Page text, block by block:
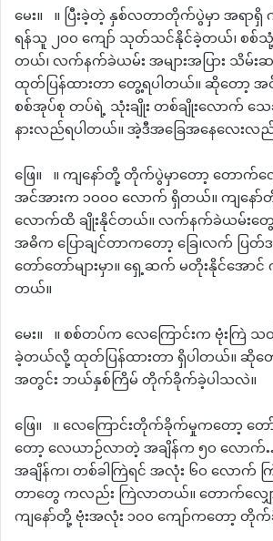
မေး။ ။ ပြီးခဲ့တဲ့ နှစ်လတာတိုက်ပွဲမှာ အရာရှိ
ရန်သူ ၂၀၀ ကျော် သုတ်သင်နိုင်ခဲ့တယ်၊ စစ်သုံ့
တယ်၊ လက်နက်ခဲယမ်း အများအပြား သိမ်
ထုတ်ပြန်ထားတာ တွေ့ရပါတယ်။ ဆိုတော့ အ
စစ်အုပ်စု တပ်ရဲ့ သုံးချိုး တစ်ချိုးလောက်
နားလည်ရပါတယ်။ အဲ့ဒီအခြေအနေလေးလည်း
ဖြေ။ ။ ကျနော်တို့ တိုက်ပွဲမှာတော့ တောက်
အင်အားက ၁၀၀၀ လောက် ရှိတယ်။ ကျနော်တို့
လောက်ထိ ချိုးနိုင်တယ်။ လက်နက်ခဲယမ်းတွ
အဓိက ပြောချင်တာကတော့ ခြေ၊လက် ပြ
တော်တော်များမှာ။ ရှေ့ဆက် မတိုးနိုင်အောင်
တယ်။
မေး။ ။ စစ်တပ်က လေကြောင်းက ဗုံးကြဲ
ခဲ့တယ်လို့ ထုတ်ပြန်ထားတာ ရှိပါတယ်။ ဆိုတ
အတွင်း ဘယ်နှစ်ကြိမ် တိုက်ခိုက်ခဲ့ပါသလဲ။
ဖြေ။ ။ လေကြောင်းတိုက်ခိုက်မှုကတော့ တေ
တော့ လေယာဉ်လာတဲ့ အချိန်က ၅၀ လော
အချိန်က၊ တစ်ခါကြဲရင် အလုံး ၆၀ လောက်
တာတွေ ကလည်း ကြဲလာတယ်။ တောက်လျှ
ကျနော်တို့ ဗုံးအလုံး ၁၀၀ ကျော်ကတော့